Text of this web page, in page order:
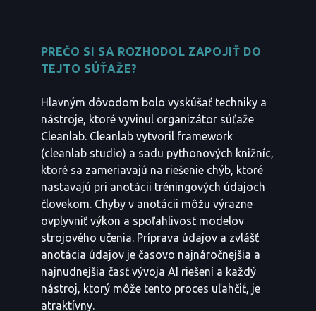
PREČO SI SA ROZHODOL ZAPOJIŤ DO
TEJTO SÚŤAŽE?
Hlavným dôvodom bolo vyskúšať techniky a
nástroje, ktoré vyvinul organizátor súťaže
Cleanlab. Cleanlab vytvoril framework
(cleanlab studio) a sadu pythonových knižníc,
ktoré sa zameriavajú na riešenie chýb, ktoré
nastavajú pri anotácii tréningových údajoch
človekom. Chyby v anotácii môžu výrazne
ovplyvniť výkon a spoľahlivosť modelov
strojového učenia. Príprava údajov a zvlášť
anotácia údajov je časovo najnáročnejšia a
najnudnejšia časť vývoja AI riešení a každý
nástroj, ktorý môže tento proces uľahčiť, je
atraktívny.